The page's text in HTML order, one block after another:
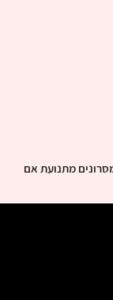
מתנועת אם